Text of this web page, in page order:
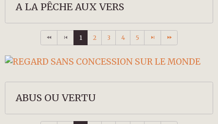
A LA PÊCHE AUX VERS
1 2 3 4 5
ABUS OU VERTU